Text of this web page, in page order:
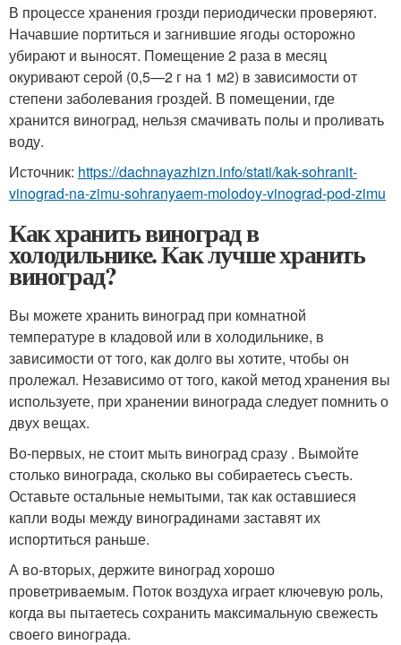
В процессе хранения грозди периодически проверяют.
Начавшие портиться и загнившие ягоды осторожно
убирают и выносят. Помещение 2 раза в месяц
окуривают серой (0,5—2 г на 1 м2) в зависимости от
степени заболевания гроздей. В помещении, где
хранится виноград, нельзя смачивать полы и проливать
воду.
Источник: https://dachnayazhizn.info/stati/kak-sohranit-
vinograd-na-zimu-sohranyaem-molodoy-vinograd-pod-zimu
Как хранить виноград в
холодильнике. Как лучше хранить
виноград?
Вы можете хранить виноград при комнатной
температуре в кладовой или в холодильнике, в
зависимости от того, как долго вы хотите, чтобы он
пролежал. Независимо от того, какой метод хранения вы
используете, при хранении винограда следует помнить о
двух вещах.
Во-первых, не стоит мыть виноград сразу . Вымойте
столько винограда, сколько вы собираетесь съесть.
Оставьте остальные немытыми, так как оставшиеся
капли воды между виноградинами заставят их
испортиться раньше.
А во-вторых, держите виноград хорошо
проветриваемым. Поток воздуха играет ключевую роль,
когда вы пытаетесь сохранить максимальную свежесть
своего винограда.